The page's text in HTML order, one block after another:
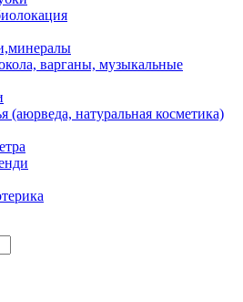
варганы, музыкальные
(аюрведа, натуральная косметика)